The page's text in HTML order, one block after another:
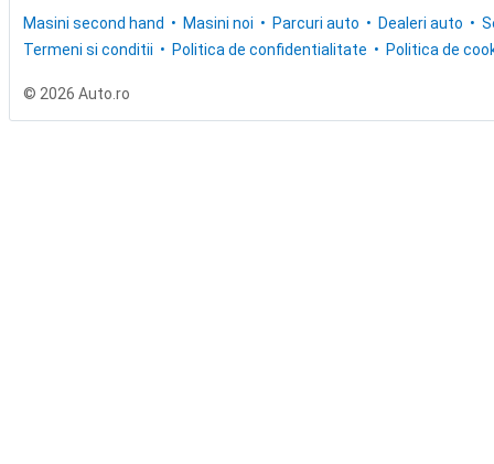
Masini second hand Masini noi Parcuri auto Dealeri auto
Termeni si conditii
Politica de confidentialitate Politica de
© 2026 Auto.ro